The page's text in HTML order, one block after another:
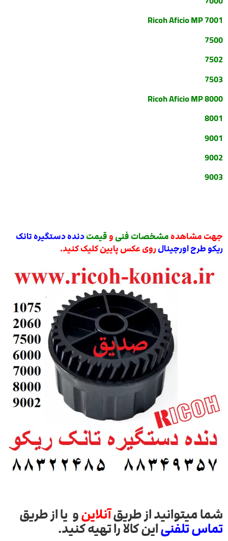
Ricoh Aficio MP 7001
7500
7502
7503
Ricoh Aficio MP 8000
8001
9001
9002
9003
جهت مشاهده مشخصات فنی و قیمتدنده دستگیره تانک
ریکو طرح اورجینال روی عکس پایین کلیک کنید.
شما میتوانید از طریقآنلاینو یا از طریق
تماس تلفنیاین کالا را تهیه کنید.